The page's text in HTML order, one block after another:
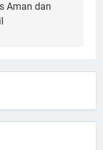
Aman dan